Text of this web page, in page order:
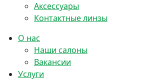
Аксессуары
Контактные линзы
О нас
Наши салоны
Вакансии
Услуги